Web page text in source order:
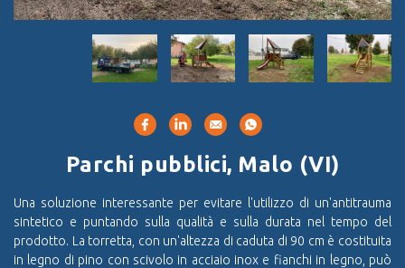
Parchi pubblici, Malo (VI)
Una soluzione interessante per evitare l'utilizzo di un'antitrauma
sintetico e puntando sulla qualità e sulla durata nel tempo del
prodotto. La torretta, con un'altezza di caduta di 90 cm è costituita
in legno di pino con scivolo in acciaio inox e fianchi in legno, può